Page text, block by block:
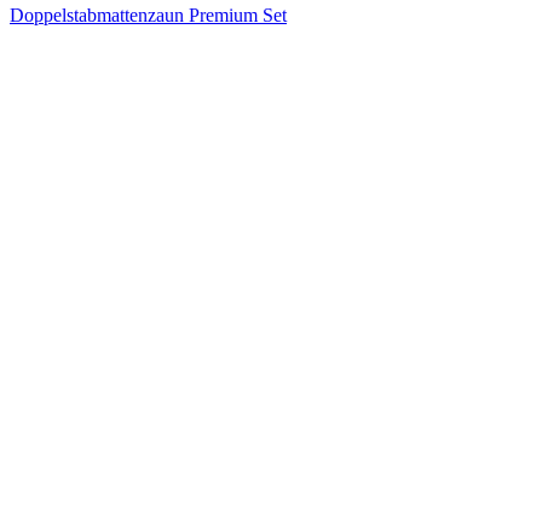
Doppelstabmattenzaun Premium Set